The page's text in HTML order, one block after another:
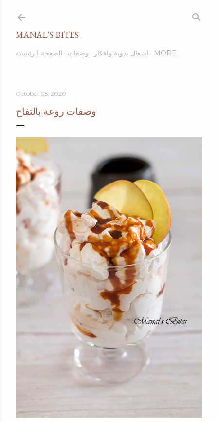
MANAL'S BITES
الصفحة الرئيسية وصفات اشغال يدوية وافكار MORE…
October 05, 2020
وصفات روعة بالتفاح